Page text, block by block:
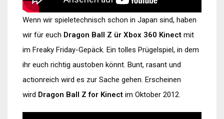
Wenn wir spieletechnisch schon in Japan sind, haben
wir für euch Dragon Ball Z ür Xbox 360 Kinect mit
im Freaky Friday-Gepäck. Ein tolles Prügelspiel, in dem
ihr euch richtig austoben könnt. Bunt, rasant und
actionreich wird es zur Sache gehen. Erscheinen
wird Dragon Ball Z for Kinect im Oktober 2012.